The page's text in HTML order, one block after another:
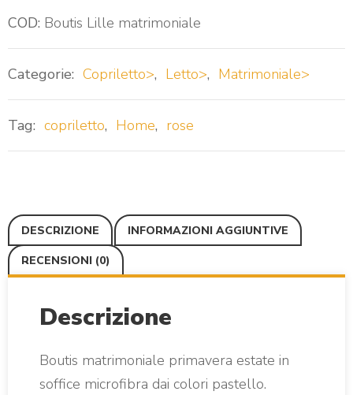
COD: Boutis Lille matrimoniale
Categorie: Copriletto>, Letto>, Matrimoniale>
Tag: copriletto, Home, rose
DESCRIZIONE
INFORMAZIONI AGGIUNTIVE
RECENSIONI (0)
Descrizione
Boutis matrimoniale primavera estate in
soffice microfibra dai colori pastello.